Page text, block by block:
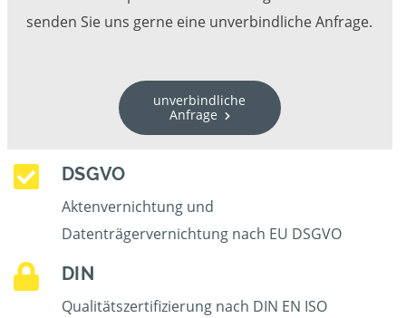
senden Sie uns gerne eine unverbindliche Anfrage.
unverbindliche
Anfrage
DSGVO
Aktenvernichtung und
Datenträgervernichtung nach EU DSGVO
DIN
Qualitätszertifizierung nach DIN EN ISO